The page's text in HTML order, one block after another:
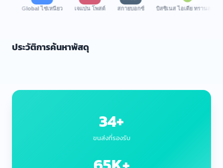
Global ไช่เหนียว เจแปน โพสต์ สกายบอกซ์ บิสซิเนส ไอเดีย ทรานสปอร์ต
ประวัติการค้นหาพัสดุ
34+
ขนส่งที่รองรับ